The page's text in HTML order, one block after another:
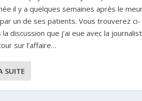
il y a quelques semaines après le
un de ses patients. Vous trouverez ci-
discussion que j’ai eue avec la
sur l’affaire…
SUITE